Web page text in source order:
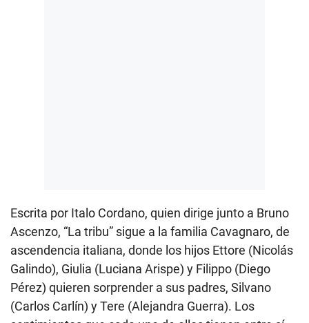
Escrita por Italo Cordano, quien dirige junto a Bruno
Ascenzo, “La tribu” sigue a la familia Cavagnaro, de
ascendencia italiana, donde los hijos Ettore (Nicolás
Galindo), Giulia (Luciana Arispe) y Filippo (Diego
Pérez) quieren sorprender a sus padres, Silvano
(Carlos Carlín) y Tere (Alejandra Guerra). Los